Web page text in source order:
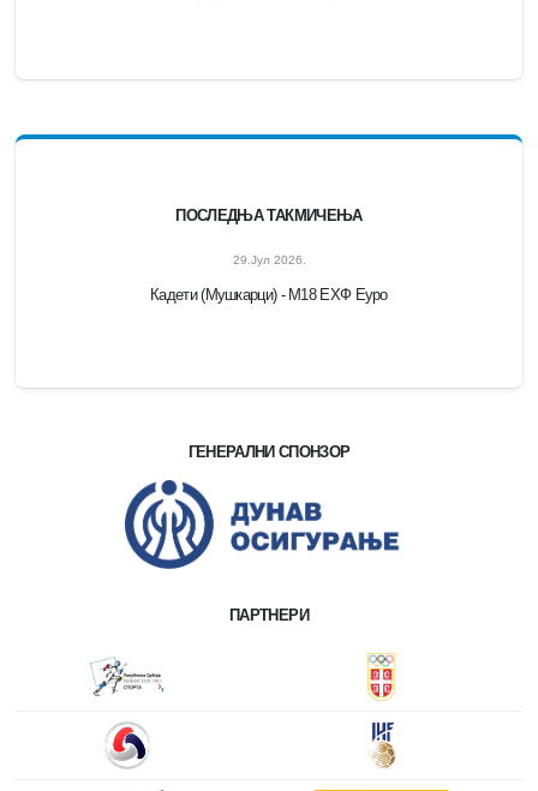
ПОСЛЕДЊА ТАКМИЧЕЊА
29.Јул 2026.
Кадети (Мушкарци) - M18 ЕХФ Еуро
ГЕНЕРАЛНИ СПОНЗОР
ПАРТНЕРИ